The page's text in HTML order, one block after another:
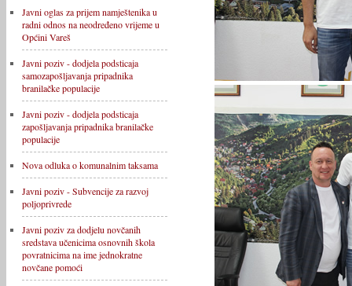
Javni oglas za prijem namještenika u
radni odnos na neodređeno vrijeme u
Općini Vareš
Javni poziv - dodjela podsticaja
samozapošljavanja pripadnika
branilačke populacije
Javni poziv - dodjela podsticaja
zapošljavanja pripadnika branilačke
populacije
Nova odluka o komunalnim taksama
Javni poziv - Subvencije za razvoj
poljoprivrede
Javni poziv za dodjelu novčanih
sredstava učenicima osnovnih škola
povratnicima na ime jednokratne
novčane pomoći